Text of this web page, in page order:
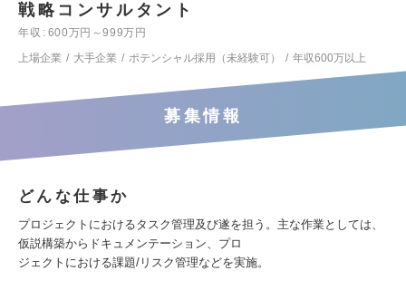
戦略コンサルタント
年収
600万円～999万円
上場企業
大手企業 ポテンシャル採用（未経験可） 年収600万以上
募集情報
どんな仕事か
プロジェクトにおけるタスク管理及び遂を担う。主な作業としては、
仮説構築からドキュメンテーション、プロ
ジェクトにおける課題/リスク管理などを実施。